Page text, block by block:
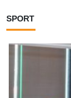
SPORT